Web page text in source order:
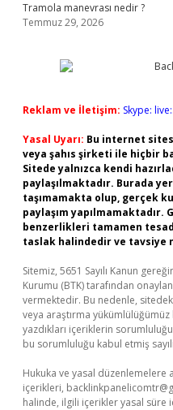
Tramola manevrası nedir ?
Temmuz 29, 2026
Reklam ve İletişim: Skype:
Yasal Uyarı: Bu internet
veya şahıs şirketi ile hiçbir
Sitede yalnızca kendi
paylaşılmaktadır. Burada
taşımamakta olup, gerçek
paylaşım
benzerlikleri tamamen
taslak halindedir ve tavsiye
Sitemiz, 5651 Sayılı Kanun
Kurumu (BTK) tarafından
vermektedir. Bu nedenle,
veya araştırma
yazdıkları içeriklerin
bu sorumluluğu kabul etmiş
Hukuka ve yasal düzenlemelere
içerikleri,
halinde, ilgili içerikler yasal süre